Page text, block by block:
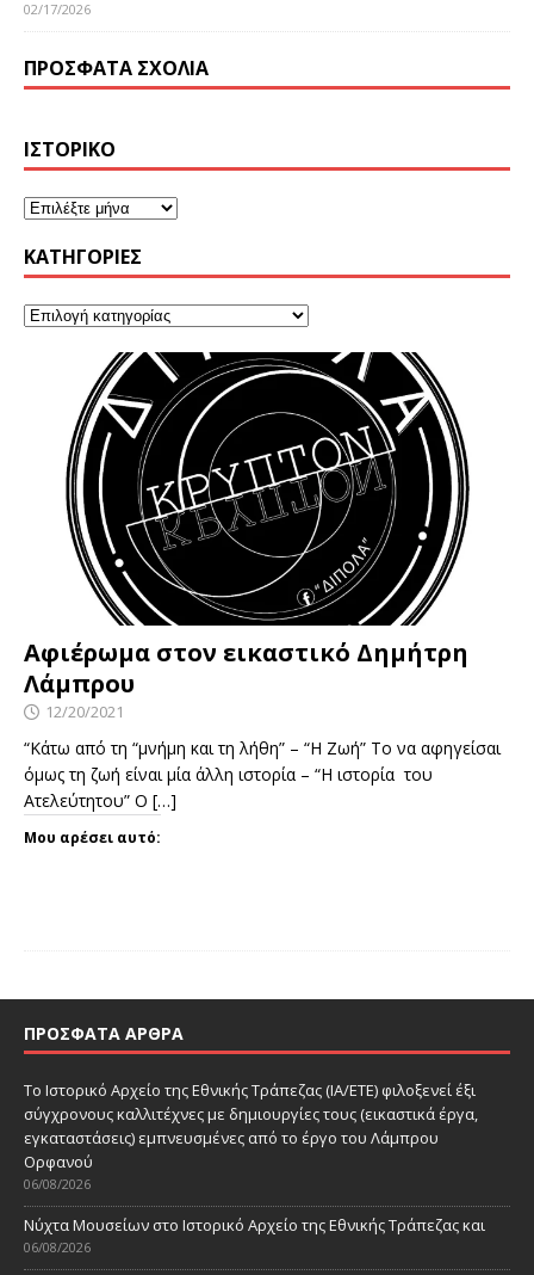
02/17/2026
ΠΡΌΣΦΑΤΑ ΣΧΌΛΙΑ
ΙΣΤΟΡΙΚΌ
KΑΤΗΓΟΡΊΕΣ
Αφιέρωμα στον εικαστικό Δημήτρη
Λάμπρου
12/20/2021
“Κάτω από τη “μνήμη και τη λήθη” – “Η Ζωή” Το να αφηγείσαι
όμως τη ζωή είναι μία άλλη ιστορία – “Η ιστορία του
Ατελεύτητου” Ο […]
Μου αρέσει αυτό:
ΠΡΌΣΦΑΤΑ ΆΡΘΡΑ
Το Ιστορικό Αρχείο της Εθνικής Τράπεζας (ΙΑ/ΕΤΕ) φιλοξενεί έξι
σύγχρονους καλλιτέχνες με δημιουργίες τους (εικαστικά έργα,
εγκαταστάσεις) εμπνευσμένες από το έργο του Λάμπρου
Ορφανού
06/08/2026
Νύχτα Μουσείων στο Ιστορικό Αρχείο της Εθνικής Τράπεζας και
06/08/2026